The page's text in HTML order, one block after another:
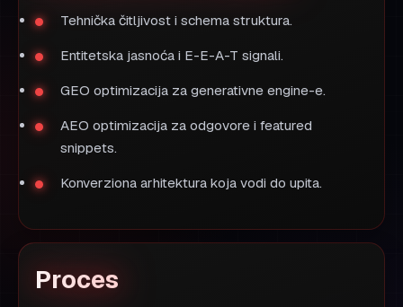
Tehnička čitljivost i schema struktura.
Entitetska jasnoća i E-E-A-T signali.
GEO optimizacija za generativne engine-e.
AEO optimizacija za odgovore i featured
snippets.
Konverziona arhitektura koja vodi do upita.
Proces